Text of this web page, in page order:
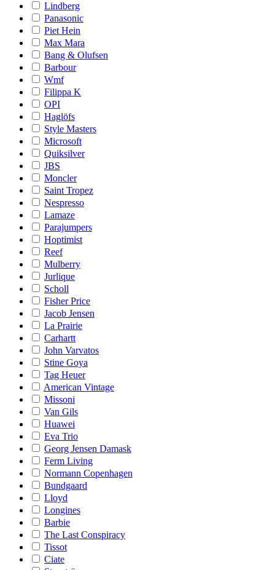
Lindberg
Panasonic
Piet Hein
Max Mara
Bang & Olufsen
Barbour
Wmf
Filippa K
OPI
Haglöfs
Style Masters
Microsoft
Quiksilver
JBS
Moncler
Saint Tropez
Nespresso
Lamaze
Parajumpers
Hoptimist
Reef
Mulberry
Jurlique
Scholl
Fisher Price
Jacob Jensen
La Prairie
Carhartt
John Varvatos
Stine Goya
Tag Heuer
American Vintage
Missoni
Van Gils
Huawei
Eva Trio
Georg Jensen Damask
Ferm Living
Normann Copenhagen
Bundgaard
Lloyd
Longines
Barbie
The Last Conspiracy
Tissot
Ciate